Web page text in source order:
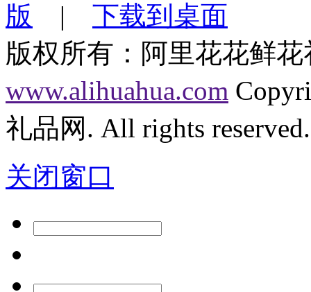
版 | 下载到桌面
版权所有：阿里花花鲜
www.alihuahua.com
礼品网. All rights reserved.
关闭窗口